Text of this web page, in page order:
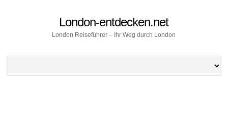
London-entdecken.net
London Reiseführer – Ihr Weg durch London